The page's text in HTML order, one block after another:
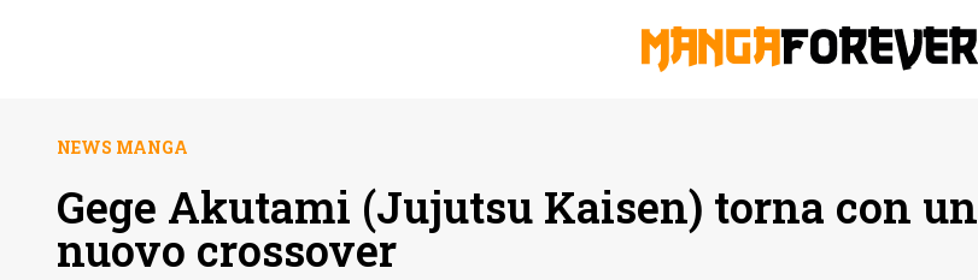
NEWS MANGA
Gege Akutami (Jujutsu Kaisen) torna con un
nuovo crossover